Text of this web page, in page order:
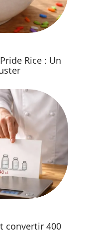
Rice : Un
convertir 400